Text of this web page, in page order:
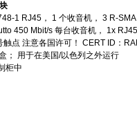
1 RJ45， 1 个收音机， 3 R-
450 Mbit/s 每台收音机， 1x
触点 注意各国许可！ CERT ID：
； 用于在美国/以色列之外运行
柜中